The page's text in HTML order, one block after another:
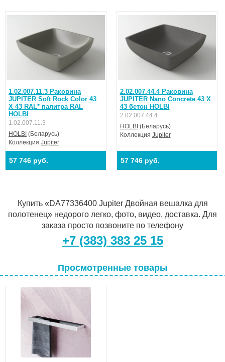
1.02.007.11.3 Раковина
JUPITER Soft Rock Color 43
Х 43 RAL* палитра RAL
HOLBI
1.02.007.11.3
HOLBI (Беларусь)
Коллекция Jupiter
57 746 руб.
2.02.007.44.4 Раковина
JUPITER Nano Concrete 43 Х
43 бетон HOLBI
2.02.007.44.4
HOLBI (Беларусь)
Коллекция Jupiter
57 746 руб.
Купить «DA77336400 Jupiter Двойная вешалка для
полотенец» недорого легко, фото, видео, доставка. Для
заказа просто позвоните по телефону
+7 (383) 383 25 15
Просмотренные товары